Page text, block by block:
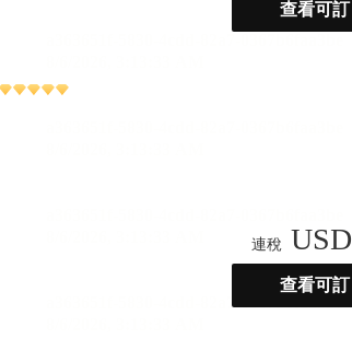
查看可訂
連稅 USD
查看可訂